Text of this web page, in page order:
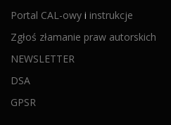
Portal CAL-owy i instrukcje
Zgłoś złamanie praw autorskich
NEWSLETTER
DSA
GPSR